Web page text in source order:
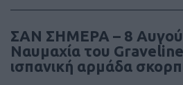
ΣΑΝ ΣΗΜΕΡΑ – 8
Ναυμαχία του
ισπανική αρμάδα